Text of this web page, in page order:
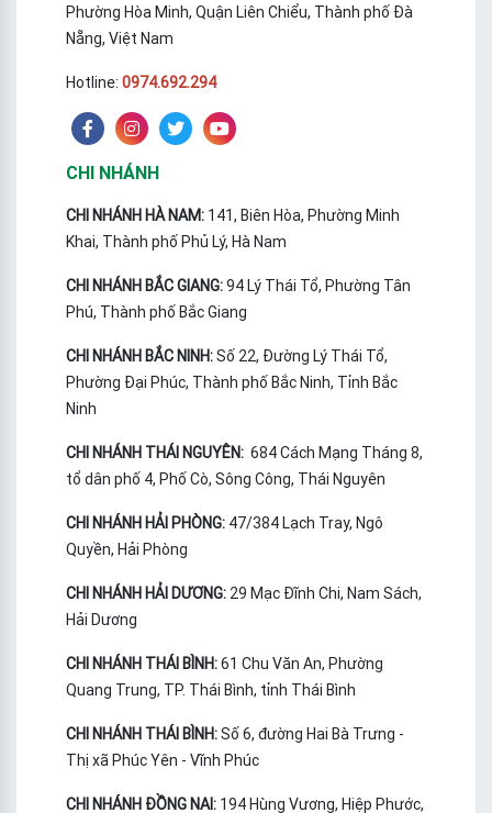
Phường Hòa Minh, Quận Liên Chiểu, Thành phố Đà
Nẵng, Việt Nam
Hotline: 0974.692.294
CHI NHÁNH
CHI NHÁNH HÀ NAM: 141, Biên Hòa, Phường Minh
Khai, Thành phố Phủ Lý, Hà Nam
CHI NHÁNH BẮC GIANG:94 Lý Thái Tổ, Phường Tân
Phú, Thành phố Bắc Giang
CHI NHÁNH BẮC NINH:Số 22, Đường Lý Thái Tổ,
Phường Đại Phúc, Thành phố Bắc Ninh, Tỉnh Bắc
Ninh
CHI NHÁNH THÁI NGUYÊN: 684 Cách Mạng Tháng 8,
tổ dân phố 4, Phố Cò, Sông Công, Thái Nguyên
CHI NHÁNH HẢI PHÒNG: 47/384 Lạch Tray, Ngô
Quyền, Hải Phòng
CHI NHÁNH HẢI DƯƠNG: 29 Mạc Đĩnh Chi, Nam Sách,
Hải Dương
CHI NHÁNH THÁI BÌNH:61 Chu Văn An, Phường
Quang Trung, TP. Thái Bình, tỉnh Thái Bình
CHI NHÁNH THÁI BÌNH:Số 6, đường Hai Bà Trưng -
Thị xã Phúc Yên - Vĩnh Phúc
CHI NHÁNH ĐỒNG NAI: 194 Hùng Vương, Hiệp Phước,